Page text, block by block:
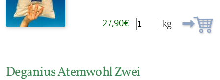
27,90€ kg
Deganius Atemwohl Zwei